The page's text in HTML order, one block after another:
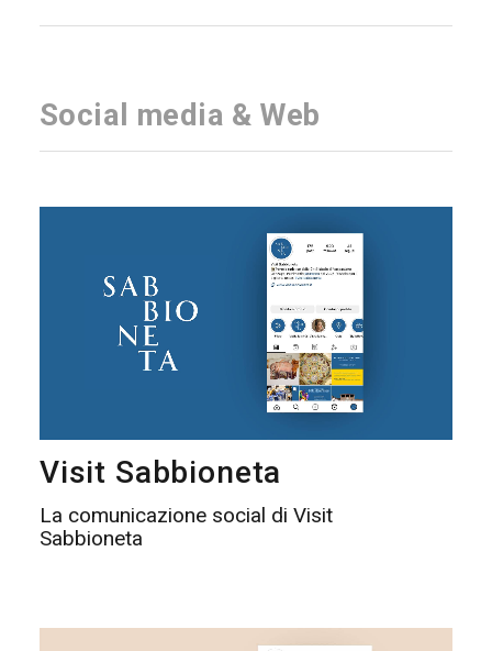
Social media & Web
Visit Sabbioneta
La comunicazione social di Visit
Sabbioneta